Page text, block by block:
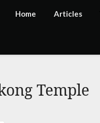
Home Articles
Temple